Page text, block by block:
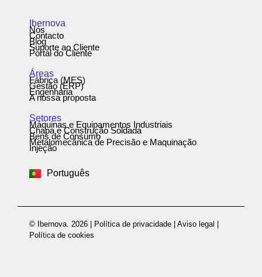
Ibernova
Nós
Contacto
Blog
Suporte ao Cliente
Portal do Cliente
Áreas
Fábrica (MES)
Gestão (ERP)
Engenharia
A nossa proposta
Setores
Máquinas e Equipamentos Industriais
Chapa e Construção Soldada
Bens de Consumo
Metalomecânica de Precisão e Maquinação
Injeção
Português
Español
Deutsch
© Ibernova. 2026 | Política de privacidade Aviso legal
Política de cookies